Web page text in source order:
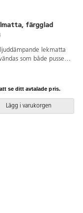
färgglad
lekmatta
som både pussel
se ditt avtalade pris.
Lägg i varukorgen